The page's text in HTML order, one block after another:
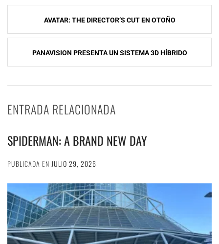
Navegación
de
entradas
AVATAR: THE DIRECTOR’S CUT EN OTOÑO
PANAVISION PRESENTA UN SISTEMA 3D HÍBRIDO
ENTRADA RELACIONADA
SPIDERMAN: A BRAND NEW DAY
PUBLICADA EN JULIO 29, 2026